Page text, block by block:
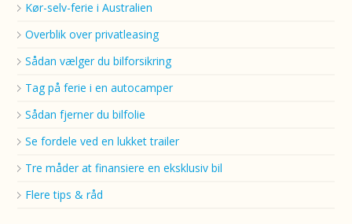
Kør-selv-ferie i Australien
Overblik over privatleasing
Sådan vælger du bilforsikring
Tag på ferie i en autocamper
Sådan fjerner du bilfolie
Se fordele ved en lukket trailer
Tre måder at finansiere en eksklusiv bil
Flere tips & råd